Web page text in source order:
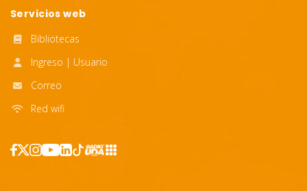
Servicios web
Bibliotecas
Ingreso | Usuario
Correo
Red wifi